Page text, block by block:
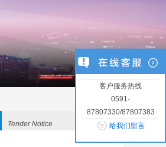
Tender Notice
客户服务热线
0591-
87807330/87807383
给我们留言